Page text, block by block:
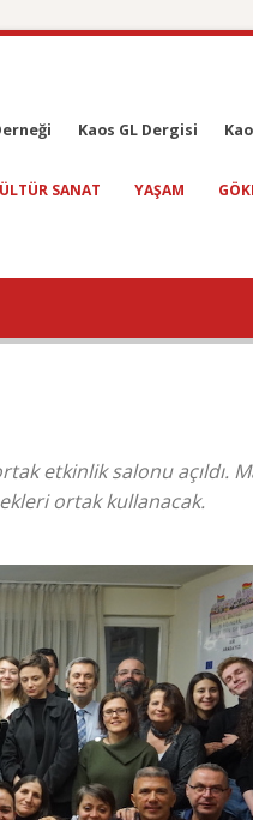
Kaos GL Dergisi
SANAT YAŞAM
etkinlik salonu açıldı.
ortak kullanacak.